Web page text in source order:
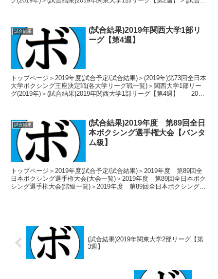
試合結果
(試合結果)2019年関西大学1部リ
ーグ【第4週】
トップページ＞2019年度(試合予定/試合結果)＞(2019年)第73回全日本
大学ボクシング王座決定戦(各大学リーグ戦一覧)＞関西大学1部リー
グ(2019年)＞(試合結果)2019年関西大学1部リーグ【第4週】 2019
試合結果
(試合結果)2019年度 第89回全日
本ボクシング選手権大会【バンタ
ム級】
トップページ＞2019年度(試合予定/試合結果)＞2019年度 第89回全
日本ボクシング選手権大会(大会一覧)＞2019年度 第89回全日本ボク
シング選手権大会(階級一覧)＞2019年度 第89回全日本ボクシング選
(試合結果)2019年関東大学2部リーグ【第
3週】